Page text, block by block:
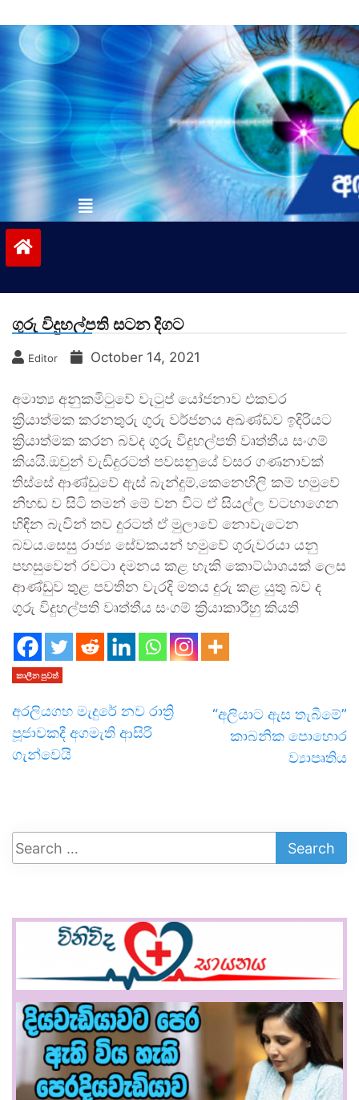
to
contentvinivida.lk
ගුරු විදුහල්පති සටන දිගට
Editor October 14, 2021
අමාත්‍ය අනුකමිටුවේ වැටුප් යෝජනාව එකවර
ක්‍රියාත්මක කරනතුරු ගුරු වර්ජනය අඛණ්ඩව ඉදිරියට
ක්‍රියාත්මක කරන බවද ගුරු විදුහල්පති වෘත්තීය සංගම්
කියයි.ඔවුන් වැඩිදුරටත් පවසනුයේ වසර ගණනාවක්
තිස්සේ ආණ්ඩුවේ ඇස් බැන්දුම්,කෙනෙහිලි කම් හමුවේ
නිහඬ ව සිටි තමන් මේ වන විට ඒ සියල්ල වටහාගෙන
හිඳින බැවින් තව දුරටත් ඒ මුලාවේ නොවැටෙන
බවය.සෙසු රාජ්‍ය සේවකයන් හමුවේ ගුරුවරයා යනු
පහසුවෙන් රවටා දමනය කළ හැකි කොට්ඨාශයක් ලෙස
ආණ්ඩුව තුළ පවතින වැරදි මතය දුරු කළ යුතු බව ද
ගුරු විදුහල්පති වෘත්තීය සංගම් ක්‍රියාකාරීහු කියති
කාලීන පුවත්
අරලියගහ මැදුරේ නව රාත්‍රි
පූජාවකදී අගමැති ආසිරි
ගැන්වෙයි
“අලියාට ඇස තැබීමේ”
කාබනික පොහොර
ව්‍යාපෘතිය